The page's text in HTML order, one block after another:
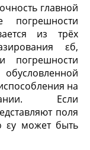
главной
погрешности
из трёх
εб,
погрешности
на
Если
поля
εу может быть